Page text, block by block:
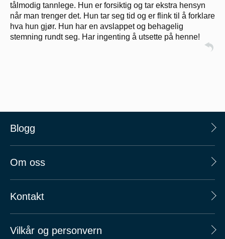
tålmodig tannlege. Hun er forsiktig og tar ekstra hensyn
når man trenger det. Hun tar seg tid og er flink til å forklare
hva hun gjør. Hun har en avslappet og behagelig
stemning rundt seg. Har ingenting å utsette på henne!
Blogg
Om oss
Kontakt
Vilkår og personvern